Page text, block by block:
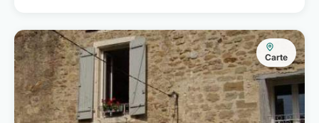
Carte